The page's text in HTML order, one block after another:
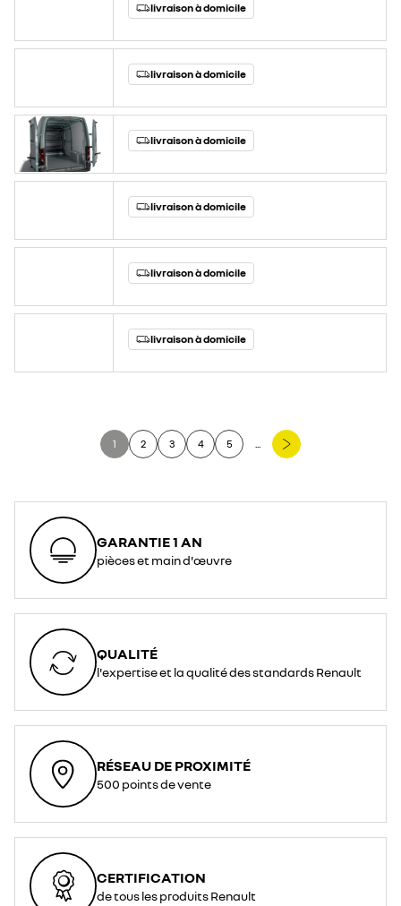
livraison à domicile
livraison à domicile
livraison à domicile
livraison à domicile
livraison à domicile
livraison à domicile
1 2 3 4 5 ...
GARANTIE 1 AN
pièces et main d'œuvre
QUALITÉ
l'expertise et la qualité des standards Renault
RÉSEAU DE PROXIMITÉ
500 points de vente
CERTIFICATION
de tous les produits Renault